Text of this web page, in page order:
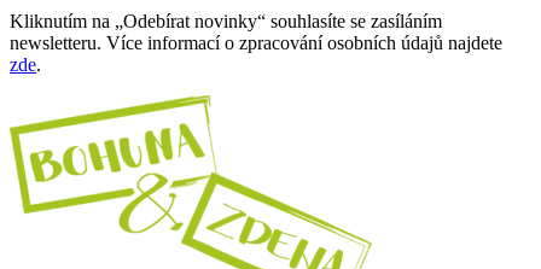
Kliknutím na „Odebírat novinky“ souhlasíte se zasíláním
newsletteru. Více informací o zpracování osobních údajů najdete
zde.